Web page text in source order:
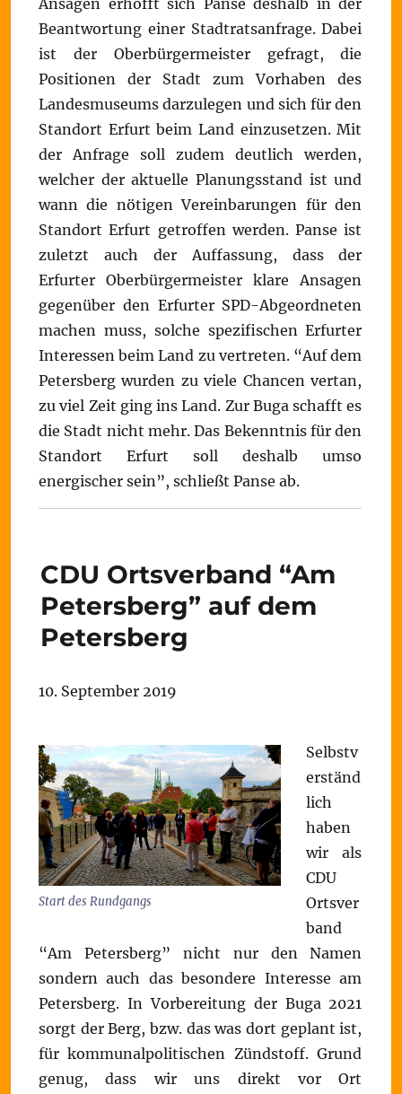
Ansagen erhofft sich Panse deshalb in der
Beantwortung einer Stadtratsanfrage. Dabei
ist der Oberbürgermeister gefragt, die
Positionen der Stadt zum Vorhaben des
Landesmuseums darzulegen und sich für den
Standort Erfurt beim Land einzusetzen. Mit
der Anfrage soll zudem deutlich werden,
welcher der aktuelle Planungsstand ist und
wann die nötigen Vereinbarungen für den
Standort Erfurt getroffen werden. Panse ist
zuletzt auch der Auffassung, dass der
Erfurter Oberbürgermeister klare Ansagen
gegenüber den Erfurter SPD-Abgeordneten
machen muss, solche spezifischen Erfurter
Interessen beim Land zu vertreten. “Auf dem
Petersberg wurden zu viele Chancen vertan,
zu viel Zeit ging ins Land. Zur Buga schafft es
die Stadt nicht mehr. Das Bekenntnis für den
Standort Erfurt soll deshalb umso
energischer sein”, schließt Panse ab.
CDU Ortsverband “Am
Petersberg” auf dem
Petersberg
10. September 2019
Start des Rundgangs
Selbstv
erständ
lich
haben
wir als
CDU
Ortsver
band
“Am Petersberg” nicht nur den Namen
sondern auch das besondere Interesse am
Petersberg. In Vorbereitung der Buga 2021
sorgt der Berg, bzw. das was dort geplant ist,
für kommunalpolitischen Zündstoff. Grund
genug, dass wir uns direkt vor Ort